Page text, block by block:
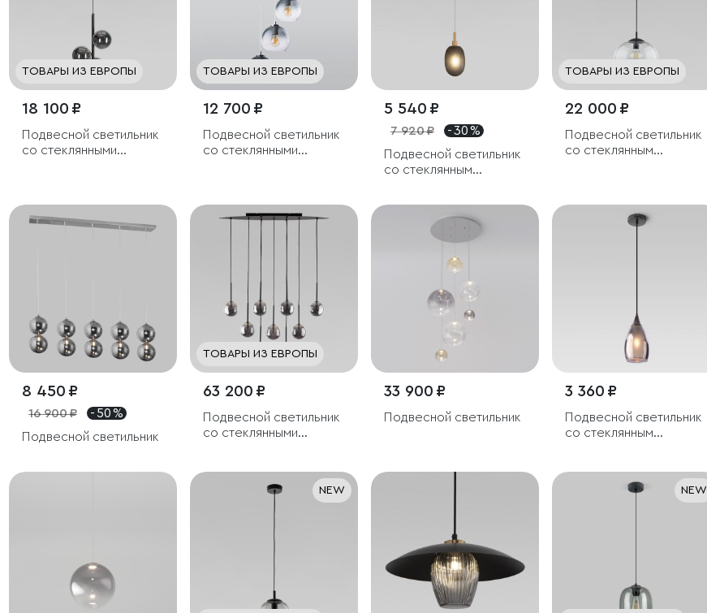
ТОВАРЫ ИЗ ЕВРОПЫ
18 100 ₽
Подвесной светильник
со стеклянными
ТОВАРЫ ИЗ ЕВРОПЫ
12 700 ₽
Подвесной светильник
со стеклянными
5 540 ₽
7 920 ₽
- 30 %
Подвесной светильник
со стеклянным
ТОВАРЫ ИЗ ЕВРОПЫ
22 000 ₽
Подвесной светильник
со стеклянным
8 450 ₽
16 900 ₽
- 50 %
Подвесной светильник
ТОВАРЫ ИЗ ЕВРОПЫ
63 200 ₽
Подвесной светильник
со стеклянными
33 900 ₽
Подвесной светильник
3 360 ₽
Подвесной светильник
со стеклянным
NEW NEW